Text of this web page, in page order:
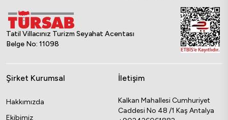
Tatil Villacınız Turizm Seyahat Acentası
Belge No: 11098
Şirket Kurumsal
Hakkımızda
Ekibimiz
İletişim
Kalkan Mahallesi Cumhuriyet
Caddesi No 48 /1 Kaş Antalya